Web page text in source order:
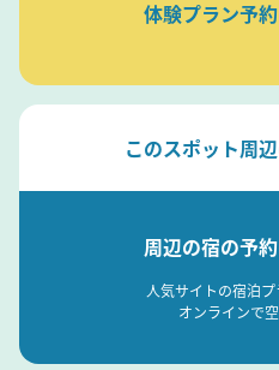
体験プラン予
このスポット周
周辺の宿の予
人気サイトの宿泊
オンラインで